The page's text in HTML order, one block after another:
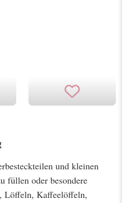
und kleinen
füllen oder besondere
Löffeln, Kaffeelöffeln,